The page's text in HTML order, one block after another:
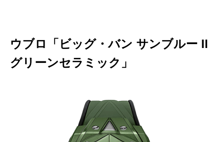
ウブロ「ビッグ・バン サンブルー II
グリーンセラミック」